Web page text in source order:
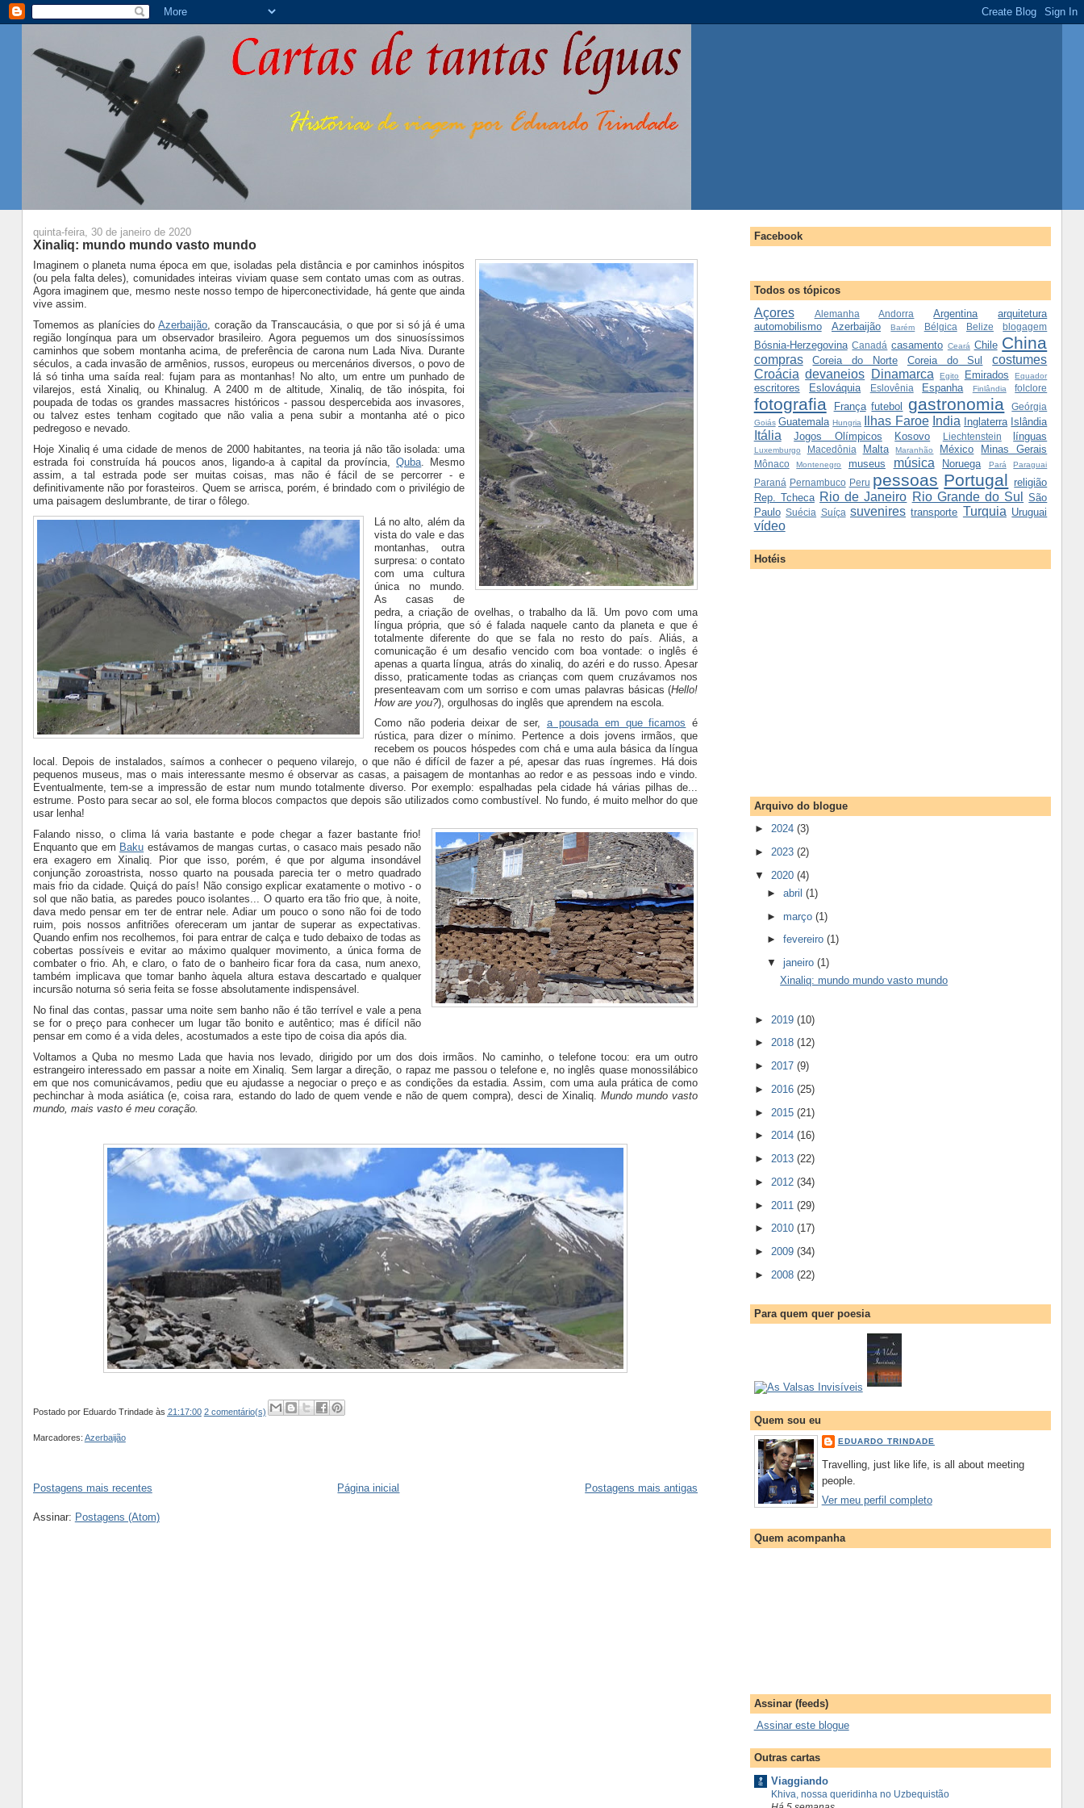
quinta-feira, 30 de janeiro de 2020
Xinaliq: mundo mundo vasto mundo
Imaginem o planeta numa época em que, isoladas pela distância e por caminhos inóspitos
(ou pela falta deles), comunidades inteiras viviam quase sem contato umas com as outras.
Agora imaginem que, mesmo neste nosso tempo de hiperconectividade, há gente que ainda
vive assim.
Tomemos as planícies doAzerbaijão, coração da Transcaucásia, o que por si só já é uma
região longínqua para um observador brasileiro. Agora peguemos um dos sinuosíssimos
caminhos que sobem montanha acima, de preferência de carona num Lada Niva. Durante
séculos, a cada invasão de armênios, russos, europeus ou mercenários diversos, o povo de
lá só tinha uma saída real: fujam para as montanhas! No alto, um entre um punhado de
vilarejos, está Xinaliq, ou Khinalug. A 2400 m de altitude, Xinaliq, de tão inóspita, foi
poupada de todas os grandes massacres históricos - passou despercebida aos invasores,
ou talvez estes tenham cogitado que não valia a pena subir a montanha até o pico
pedregoso e nevado.
Hoje Xinaliq é uma cidade de menos de 2000 habitantes, na teoria já não tão isolada: uma
estrada foi construída há poucos anos, ligando-a à capital da província,Quba . Mesmo
assim, a tal estrada pode ser muitas coisas, mas não é fácil de se percorrer - e
definitivamente não por forasteiros. Quem se arrisca, porém, é brindado com o privilégio de
uma paisagem deslumbrante, de tirar o fôlego.
Lá no alto, além da
vista do vale e das
montanhas, outra
surpresa: o contato
com uma cultura
única no mundo.
As casas de
pedra, a criação de ovelhas, o trabalho da lã. Um povo com uma
língua própria, que só é falada naquele canto da planeta e que é
totalmente diferente do que se fala no resto do país. Aliás, a
comunicação é um desafio vencido com boa vontade: o inglês é
apenas a quarta língua, atrás do xinaliq, do azéri e do russo. Apesar
disso, praticamente todas as crianças com quem cruzávamos nos
presenteavam com um sorriso e com umas palavras básicas (Hello!
How are you?), orgulhosas do inglês que aprendem na escola.
Como não poderia deixar de ser, a pousada em que ficamos é
rústica, para dizer o mínimo. Pertence a dois jovens irmãos, que
recebem os poucos hóspedes com chá e uma aula básica da língua
local. Depois de instalados, saímos a conhecer o pequeno vilarejo, o que não é difícil de fazer a pé, apesar das ruas íngremes. Há dois
pequenos museus, mas o mais interessante mesmo é observar as casas, a paisagem de montanhas ao redor e as pessoas indo e vindo.
Eventualmente, tem-se a impressão de estar num mundo totalmente diverso. Por exemplo: espalhadas pela cidade há várias pilhas de...
estrume. Posto para secar ao sol, ele forma blocos compactos que depois são utilizados como combustível. No fundo, é muito melhor do que
usar lenha!
Falando nisso, o clima lá varia bastante e pode chegar a fazer bastante frio!
Enquanto que em Baku estávamos de mangas curtas, o casaco mais pesado não
era exagero em Xinaliq. Pior que isso, porém, é que por alguma insondável
conjunção zoroastrista, nosso quarto na pousada parecia ter o metro quadrado
mais frio da cidade. Quiçá do país! Não consigo explicar exatamente o motivo - o
sol que não batia, as paredes pouco isolantes... O quarto era tão frio que, à noite,
dava medo pensar em ter de entrar nele. Adiar um pouco o sono não foi de todo
ruim, pois nossos anfitriões ofereceram um jantar de superar as expectativas.
Quando enfim nos recolhemos, foi para entrar de calça e tudo debaixo de todas as
cobertas possíveis e evitar ao máximo qualquer movimento, a única forma de
combater o frio. Ah, e claro, o fato de o banheiro ficar fora da casa, num anexo,
também implicava que tomar banho àquela altura estava descartado e qualquer
incursão noturna só seria feita se fosse absolutamente indispensável.
No final das contas, passar uma noite sem banho não é tão terrível e vale a pena
se for o preço para conhecer um lugar tão bonito e autêntico; mas é difícil não
pensar em como é a vida deles, acostumados a este tipo de coisa dia após dia.
Voltamos a Quba no mesmo Lada que havia nos levado, dirigido por um dos dois irmãos. No caminho, o telefone tocou: era um outro
estrangeiro interessado em passar a noite em Xinaliq. Sem largar a direção, o rapaz me passou o telefone e, no inglês quase monossilábico
em que nos comunicávamos, pediu que eu ajudasse a negociar o preço e as condições da estadia. Assim, com uma aula prática de como
pechinchar à moda asiática (e, coisa rara, estando do lado de quem vende e não de quem compra), desci de Xinaliq.Mundo mundo vasto
mundo, mais vasto é meu coração.
Postado por Eduardo Trindade às 21:17:00 2 comentário(s)
Marcadores: Azerbaijão
Postagens mais recentes Postagens mais antigas
Página inicial
Assinar: Postagens (Atom)
Facebook
Todos os tópicos
Açores Alemanha Andorra Argentina
arquitetura
automobilismo
Azerbaijão Barém Bélgica Belize blogagem
Bósnia-Herzegovina Canadá casamento Ceará Chile China
compras Coreia do Norte Coreia do Sul
costumes
Croácia devaneios Dinamarca Egito Emirados Equador
escritores Eslováquia Eslovênia Espanha Finlândia folclore
fotografia França futebol gastronomia Geórgia
Goiás Guatemala Hungria Ilhas Faroe India Inglaterra Islândia
Itália Jogos Olímpicos Kosovo Liechtenstein línguas
Luxemburgo Macedônia Malta Maranhão México Minas Gerais
Mônaco Montenegro museus música Noruega Pará Paraguai
Paraná Pernambuco Peru pessoas Portugal religião
Rep. Tcheca Rio de Janeiro Rio Grande do Sul
São
Paulo Suécia Suíça suvenires transporte Turquia Uruguai
vídeo
Hotéis
Arquivo do blogue
► 2024 (3)
► 2023 (2)
▼ 2020 (4)
►abril(1)
►março(1)
►fevereiro(1)
▼janeiro(1)
Xinaliq: mundo mundo vasto mundo
► 2019 (10)
► 2018 (12)
► 2017 (9)
► 2016 (25)
► 2015 (21)
► 2014 (16)
► 2013 (22)
► 2012 (34)
► 2011 (29)
► 2010 (17)
► 2009 (34)
► 2008 (22)
Para quem quer poesia
Quem sou eu
EDUARDO TRINDADE
Travelling, just like life, is all about meeting
people.
Ver meu perfil completo
Quem acompanha
Assinar (feeds)
Assinar este blogue
Outras cartas
Viaggiando
Khiva, nossa queridinha no Uzbequistão